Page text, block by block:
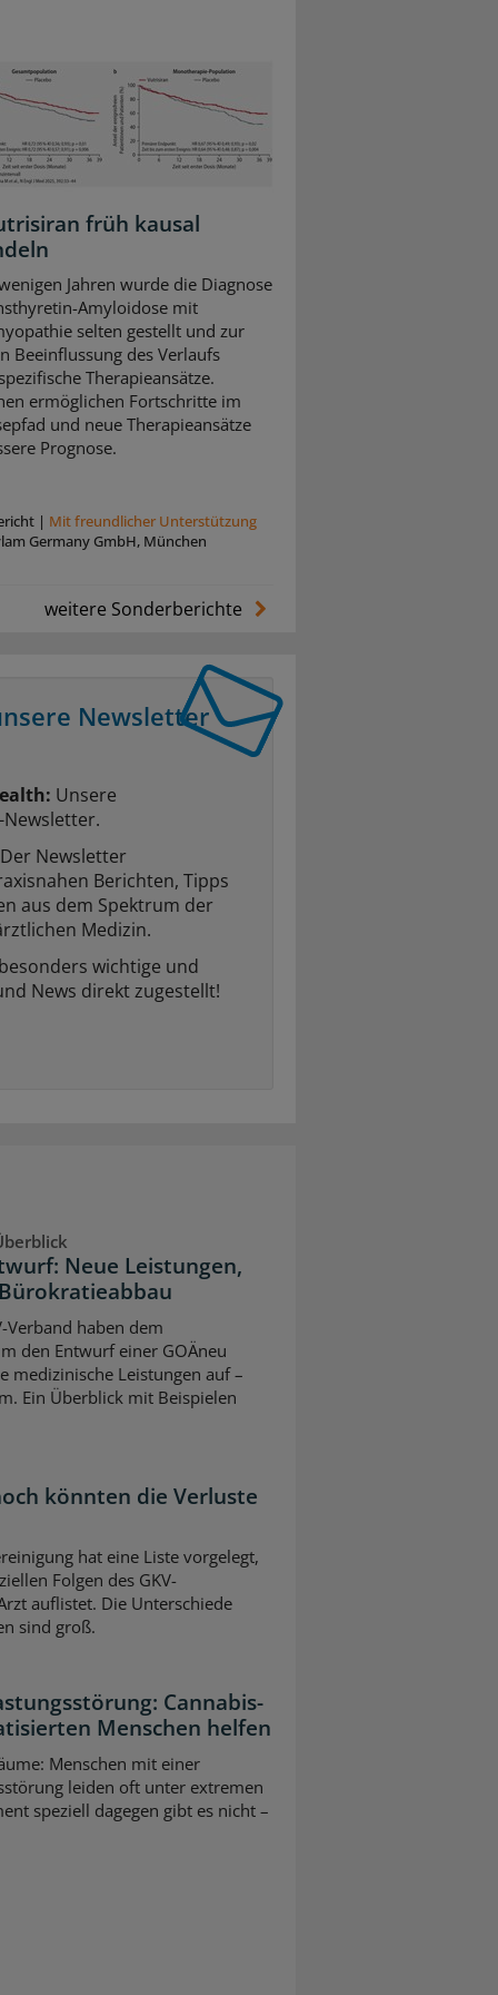
früh kausal
Jahren wurde die Diagnose
Amyloidose mit
selten gestellt und zur
Beeinflussung des Verlaufs
Therapieansätze.
ermöglichen Fortschritte im
und neue Therapieansätze
Prognose.
| Mit freundlicher Unterstützung
Germany GmbH, München
weitere Sonderberichte
Newsletter
Unsere
Newsletter
Berichten, Tipps
aus dem Spektrum der
Medizin.
wichtige und
News direkt zugestellt!
Neue Leistungen,
Verband haben dem
den Entwurf einer GOÄneu
medizinische Leistungen auf –
Ein Überblick mit Beispielen
könnten die Verluste
hat eine Liste vorgelegt,
Folgen des GKV-
auflistet. Die Unterschiede
sind groß.
Cannabis-
Menschen helfen
Menschen mit einer
leiden oft unter extremen
speziell dagegen gibt es nicht –